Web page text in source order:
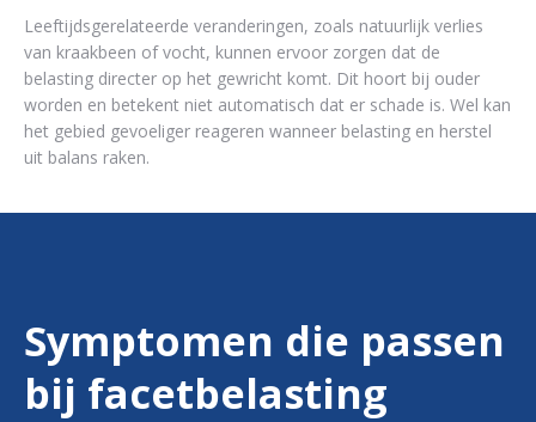
Leeftijdsgerelateerde veranderingen, zoals natuurlijk verlies
van kraakbeen of vocht, kunnen ervoor zorgen dat de
belasting directer op het gewricht komt. Dit hoort bij ouder
worden en betekent niet automatisch dat er schade is. Wel kan
het gebied gevoeliger reageren wanneer belasting en herstel
uit balans raken.
Symptomen die passen
bij facetbelasting